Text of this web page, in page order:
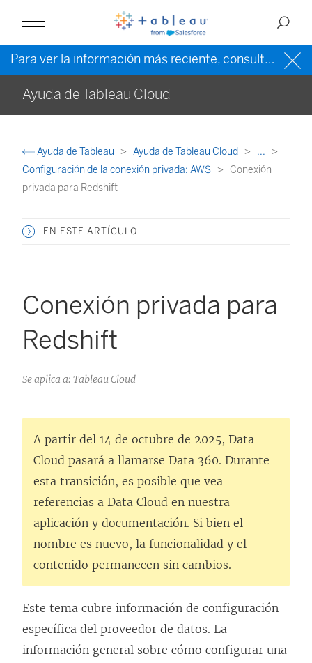
Para ver la información más reciente, consulte la
Ayuda de Tableau Cloud
Ayuda de Tableau Ayuda de Tableau Cloud
...
Configuración de la conexión privada: AWS
Conexión
privada para Redshift
EN ESTE ARTÍCULO
Conexión privada para
Redshift
Se aplica a: Tableau Cloud
A partir del 14 de octubre de 2025, Data
Cloud pasará a llamarse Data 360. Durante
esta transición, es posible que vea
referencias a Data Cloud en nuestra
aplicación y documentación. Si bien el
nombre es nuevo, la funcionalidad y el
contenido permanecen sin cambios.
Este tema cubre información de configuración
específica del proveedor de datos. La
información general sobre cómo configurar una